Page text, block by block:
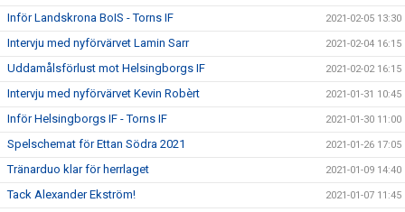
Inför Landskrona BoIS - Torns IF 2021-02-05 13:30
Intervju med nyförvärvet Lamin Sarr 2021-02-04 16:15
Uddamålsförlust mot Helsingborgs IF 2021-02-02 16:15
Intervju med nyförvärvet Kevin Robèrt 2021-01-31 10:45
Inför Helsingborgs IF - Torns IF 2021-01-30 11:00
Spelschemat för Ettan Södra 2021 2021-01-26 17:05
Tränarduo klar för herrlaget 2021-01-09 14:40
Tack Alexander Ekström! 2021-01-07 11:45